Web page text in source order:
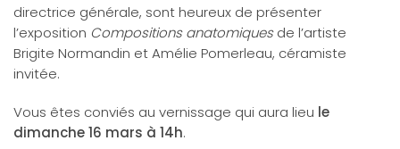
directrice générale, sont heureux de présenter
l’exposition Compositions anatomiquesde l’artiste
Brigite Normandin et Amélie Pomerleau, céramiste
invitée.
Vous êtes conviés au vernissage qui aura lieu le
dimanche 16 mars à 14h.